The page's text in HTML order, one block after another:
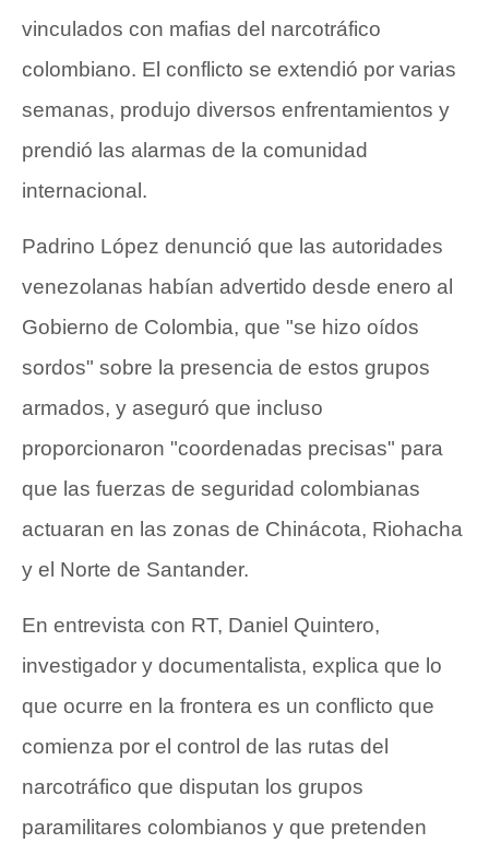
vinculados con mafias del narcotráfico
colombiano. El conflicto se extendió por varias
semanas, produjo diversos enfrentamientos y
prendió las alarmas de la comunidad
internacional.
Padrino López denunció que las autoridades
venezolanas habían advertido desde enero al
Gobierno de Colombia, que "se hizo oídos
sordos" sobre la presencia de estos grupos
armados, y aseguró que incluso
proporcionaron "coordenadas precisas" para
que las fuerzas de seguridad colombianas
actuaran en las zonas de Chinácota, Riohacha
y el Norte de Santander.
En entrevista con RT, Daniel Quintero,
investigador y documentalista, explica que lo
que ocurre en la frontera es un conflicto que
comienza por el control de las rutas del
narcotráfico que disputan los grupos
paramilitares colombianos y que pretenden